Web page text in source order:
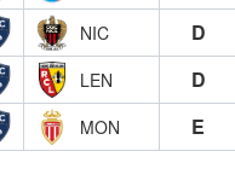
NIC D
LEN D
MON E